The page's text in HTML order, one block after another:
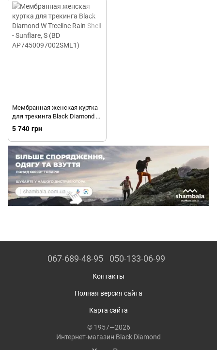
Мембранная женская куртка
для трекинга Black Diamond W
Treeline Rain Shell - Sunflare, S
(BD AP7450097002SML1)
5 740 грн
067-689-48-95 050-133-06-99
Контакты
Полная версия сайта
Карта сайта
© 1957—2026
Интернет-магазин Black Diamond